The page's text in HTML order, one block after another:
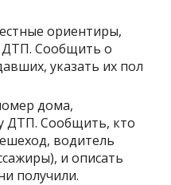
ориентиры,
ДТП. Сообщить о
указать их пол
дома,
ДТП. Сообщить, кто
водитель
и описать
получили.